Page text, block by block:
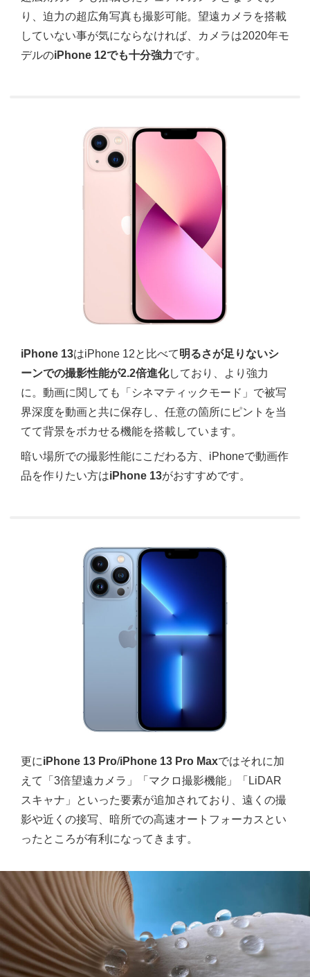
り、迫力の超広角写真も撮影可能。望遠カメラを搭載
していない事が気にならなければ、カメラは2020年モ
デルのiPhone 12でも十分強力です。
iPhone 13はiPhone 12と比べて明るさが足りないシ
ーンでの撮影性能が2.2倍進化しており、より強力
に。動画に関しても「シネマティックモード」で被写
界深度を動画と共に保存し、任意の箇所にピントを当
てて背景をボカせる機能を搭載しています。
暗い場所での撮影性能にこだわる方、iPhoneで動画作
品を作りたい方はiPhone 13がおすすめです。
更にiPhone 13 Pro/iPhone 13 Pro Maxではそれに加
えて
「3倍望遠カメラ」「マクロ撮影機能」「LiDAR
スキャナ」といった要素が追加されており、遠くの撮
影や近くの接写、暗所での高速オートフォーカスとい
ったところが有利になってきます。